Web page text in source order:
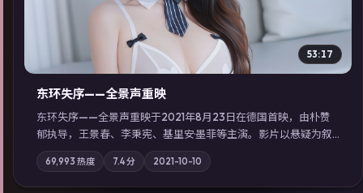
53:17
东环失序——全景声重映
东环失序——全景声重映于2021年8月23日在德国首映，由朴赞
郁执导，王景春、李秉宪、基里安·墨菲等主演。影片以悬疑为叙
事主轴，科技与人性的边界在实验事故后逐渐模糊；摄影与配乐
强化地域气质；站内亦可通过「国产免费观看高清电视剧在线
看」延展检索同类型高分佳作，畅享高清在线追剧体验。
69,993 热度 7.4分 2021-10-10